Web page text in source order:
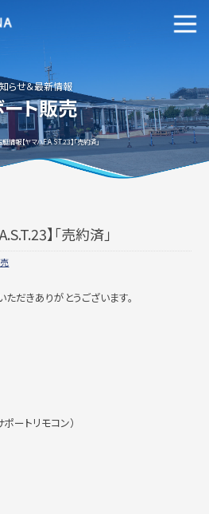
よくあるご質問
らせ＆最新情報
ト販売
情報【ヤマハF.A.S.T.23】「売約済」
】「売約済」
だきありがとうございます。
ートリモコン）